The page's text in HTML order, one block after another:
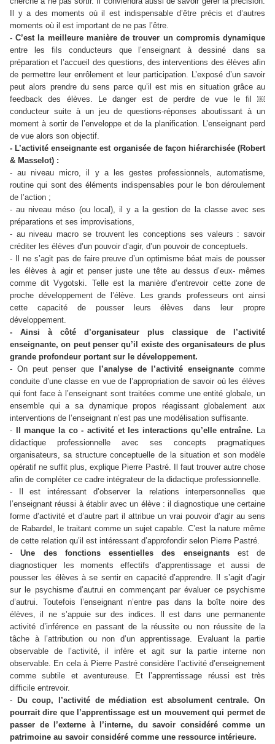
Il y a des moments où il est indispensable d’être précis et d’autres
moments où il est important de ne pas l’être.
- C’est la meilleure manière de trouver un compromis dynamique
entre les fils conducteurs que l’enseignant à dessiné dans sa
préparation et l’accueil des questions, des interventions des élèves afin
de permettre leur enrôlement et leur participation. L’exposé d’un savoir
peut alors prendre du sens parce qu’il est mis en situation grâce au
feedback des élèves. Le danger est de perdre de vue le fil ￼
conducteur suite à un jeu de questions-réponses aboutissant à un
moment à sortir de l’enveloppe et de la planification. L’enseignant perd
de vue alors son objectif.
- L’activité enseignante est organisée de façon hiérarchisée (Robert
& Masselot) :
- au niveau micro, il y a les gestes professionnels, automatisme,
routine qui sont des éléments indispensables pour le bon déroulement
de l’action ;
- au niveau méso (ou local), il y a la gestion de la classe avec ses
préparations et ses improvisations,
- au niveau macro se trouvent les conceptions ses valeurs : savoir
créditer les élèves d’un pouvoir d’agir, d’un pouvoir de conceptuels.
- Il ne s’agit pas de faire preuve d’un optimisme béat mais de pousser
les élèves à agir et penser juste une tête au dessus d’eux- mêmes
comme dit Vygotski. Telle est la manière d’entrevoir cette zone de
proche développement de l’élève. Les grands professeurs ont ainsi
cette capacité de pousser leurs élèves dans leur propre
développement.
- Ainsi à côté d’organisateur plus classique de l’activité
enseignante, on peut penser qu’il existe des organisateurs de plus
grande profondeur portant sur le développement.
- On peut penser que l’analyse de l’activité enseignantecomme
conduite d’une classe en vue de l’appropriation de savoir où les élèves
qui font face à l’enseignant sont traitées comme une entité globale, un
ensemble qui a sa dynamique propos réagissant globalement aux
interventions de l’enseignant n’est pas une modélisation suffisante.
-
Il manque la co - activité et les interactions qu’elle entraîne. La
didactique professionnelle avec ses concepts pragmatiques
organisateurs, sa structure conceptuelle de la situation et son modèle
opératif ne suffit plus, explique Pierre Pastré. Il faut trouver autre chose
afin de compléter ce cadre intégrateur de la didactique professionnelle.
- Il est intéressant d’observer la relations interpersonnelles que
l’enseignant réussi à établir avec un élève : il diagnostique une certaine
forme d’activité et d’autre part il attribue un vrai pouvoir d’agir au sens
de Rabardel, le traitant comme un sujet capable. C’est la nature même
de cette relation qu’il est intéressant d’approfondir selon Pierre Pastré.
-Une des fonctions essentielles des enseignantsest de
diagnostiquer les moments effectifs d’apprentissage et aussi de
pousser les élèves à se sentir en capacité d’apprendre. Il s’agit d’agir
sur le psychisme d’autrui en commençant par évaluer ce psychisme
d’autrui. Toutefois l’enseignant n’entre pas dans la boîte noire des
élèves, il ne s’appuie sur des indices. Il est dans une permanente
activité d’inférence en passant de la réussite ou non réussite de la
tâche à l’attribution ou non d’un apprentissage. Evaluant la partie
observable de l’activité, il infère et agit sur la partie interne non
observable. En cela à Pierre Pastré considère l’activité d’enseignement
comme subtile et aventureuse. Et l’apprentissage réussi est très
difficile entrevoir.
-
Du coup, l’activité de médiation est absolument centrale. On
pourrait dire que l’apprentissage est un mouvement qui permet de
passer de l’externe à l’interne, du savoir considéré comme un
patrimoine au savoir considéré comme une ressource intérieure.